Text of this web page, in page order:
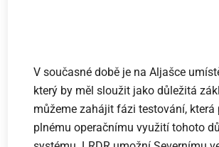
V současné době je na Aljašce
který by měl sloužit jako důležitá
můžeme zahájit fázi testování, která
plnému operačnímu využití tohoto